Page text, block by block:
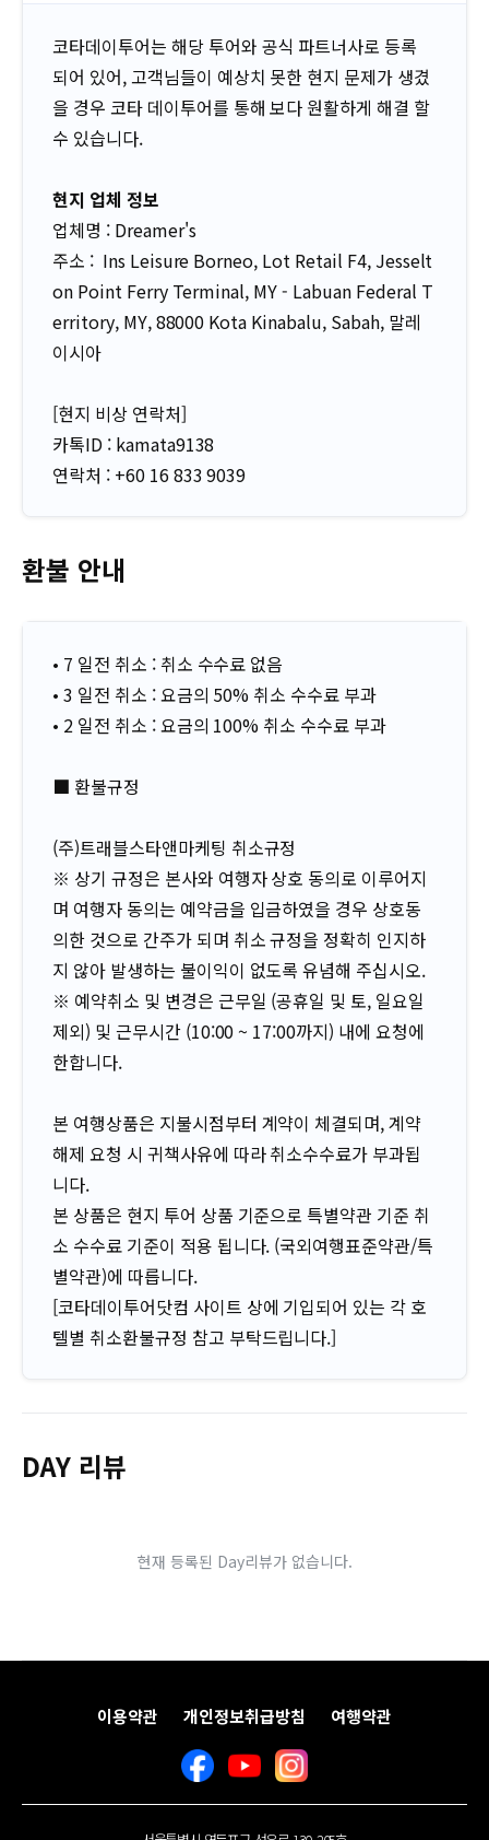
코타데이투어는 해당 투어와 공식 파트너사로 등록
되어 있어, 고객님들이 예상치 못한 현지 문제가 생겼
을 경우 코타 데이투어를 통해 보다 원활하게 해결 할
수 있습니다.
현지 업체 정보
업체명 : Dreamer's
주소 : Ins Leisure Borneo, Lot Retail F4, Jesselt
on Point Ferry Terminal, MY - Labuan Federal T
erritory, MY, 88000 Kota Kinabalu, Sabah, 말레
이시아
[현지 비상 연락처]
카톡ID : kamata9138
연락처 : +60 16 833 9039
환불 안내
• 7 일전 취소 : 취소 수수료 없음
• 3 일전 취소 : 요금의 50% 취소 수수료 부과
• 2 일전 취소 : 요금의 100% 취소 수수료 부과
■ 환불규정
(주)트래블스타앤마케팅 취소규정
※ 상기 규정은 본사와 여행자 상호 동의로 이루어지
며 여행자 동의는 예약금을 입금하였을 경우 상호동
의한 것으로 간주가 되며 취소 규정을 정확히 인지하
지 않아 발생하는 불이익이 없도록 유념해 주십시오.
※ 예약취소 및 변경은 근무일 (공휴일 및 토, 일요일
제외) 및 근무시간 (10:00 ~ 17:00까지) 내에 요청에
한합니다.
본 여행상품은 지불시점부터 계약이 체결되며, 계약
해제 요청 시 귀책사유에 따라 취소수수료가 부과됩
니다.
본 상품은 현지 투어 상품 기준으로 특별약관 기준 취
소 수수료 기준이 적용 됩니다. (국외여행표준약관/특
별약관)에 따릅니다.
[코타데이투어닷컴 사이트 상에 기입되어 있는 각 호
텔별 취소환불규정 참고 부탁드립니다.]
DAY 리뷰
현재 등록된 Day리뷰가 없습니다.
이용약관 개인정보취급방침 여행약관